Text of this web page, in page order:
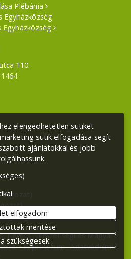
Plébánia
Egyházközség
Egyházközség
110.
tagozat)
tagozat)
Német Nemzetiségi és Magyar-
Impresszum Adatvédelmi
elengedhetetlen sütiket
sütik elfogadása segít
ajánlatokkal és jobb
elfogadom
mentése
szükségesek